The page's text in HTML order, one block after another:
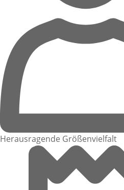
Herausragende Größenvielfalt